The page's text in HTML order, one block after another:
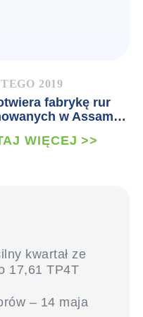
2019
fabrykę rur
w Assam…
WIĘCEJ >>
kwartał ze
17,61 TP4T
– 14 maja